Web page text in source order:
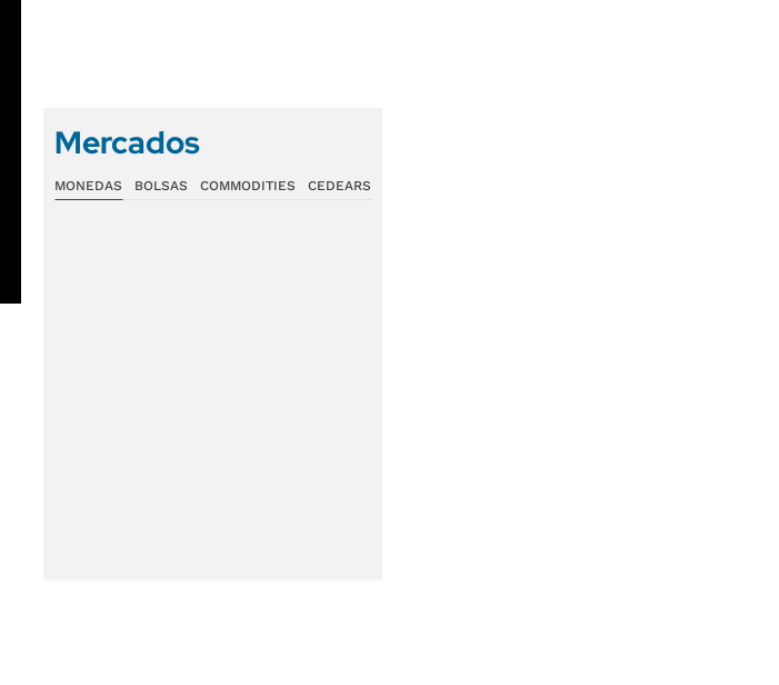
Mercados
MONEDAS BOLSAS COMMODITIES CEDEARS